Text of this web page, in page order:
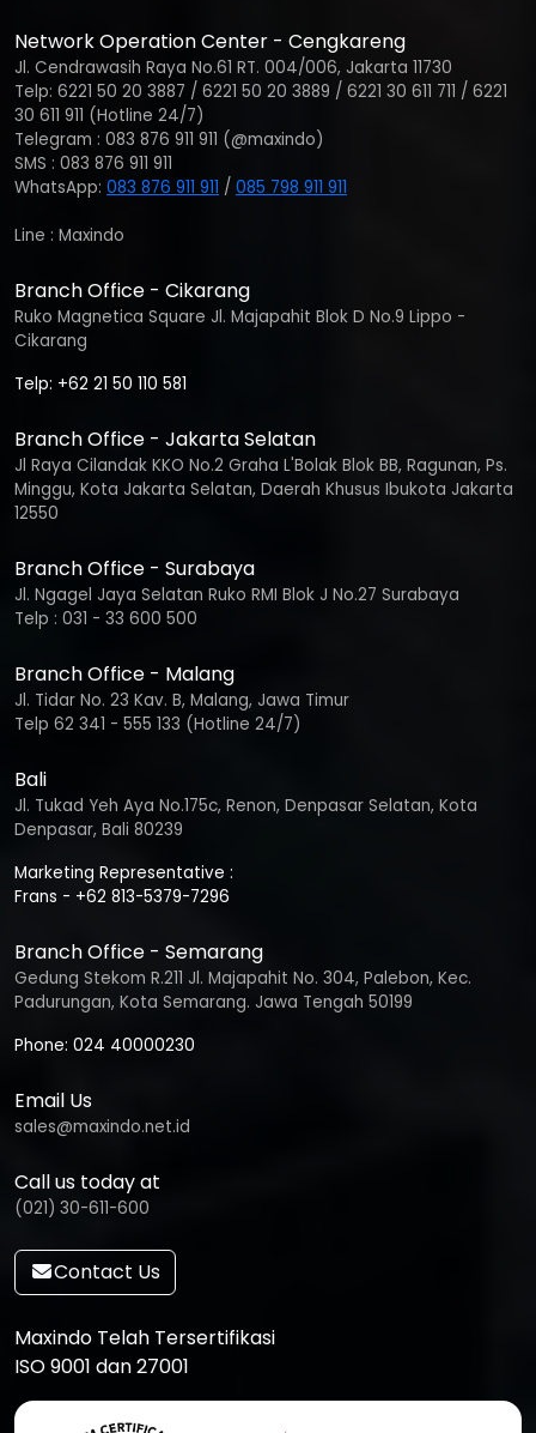
Network Operation Center - Cengkareng
Jl. Cendrawasih Raya No.61 RT. 004/006, Jakarta 11730
Telp: 6221 50 20 3887 / 6221 50 20 3889 / 6221 30 611 711 / 6221
30 611 911 (Hotline 24/7)
Telegram : 083 876 911 911 (@maxindo)
SMS : 083 876 911 911
WhatsApp: 083 876 911 911 / 085 798 911 911
Line : Maxindo
Branch Office - Cikarang
Ruko Magnetica Square Jl. Majapahit Blok D No.9 Lippo -
Cikarang
Telp: +62 21 50 110 581
Branch Office - Jakarta Selatan
Jl Raya Cilandak KKO No.2 Graha L'Bolak Blok BB, Ragunan, Ps.
Minggu, Kota Jakarta Selatan, Daerah Khusus Ibukota Jakarta
12550
Branch Office - Surabaya
Jl. Ngagel Jaya Selatan Ruko RMI Blok J No.27 Surabaya
Telp : 031 - 33 600 500
Branch Office - Malang
Jl. Tidar No. 23 Kav. B, Malang, Jawa Timur
Telp 62 341 - 555 133 (Hotline 24/7)
Bali
Jl. Tukad Yeh Aya No.175c, Renon, Denpasar Selatan, Kota
Denpasar, Bali 80239
Marketing Representative :
Frans - +62 813-5379-7296
Branch Office - Semarang
Gedung Stekom R.211 Jl. Majapahit No. 304, Palebon, Kec.
Padurungan, Kota Semarang. Jawa Tengah 50199
Phone: 024 40000230
Email Us
sales@maxindo.net.id
Call us today at
(021) 30-611-600
Contact Us
Maxindo Telah Tersertifikasi
ISO 9001 dan 27001